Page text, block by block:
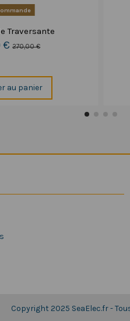
Traversante
€270,00 €
au panier
Copyright 2025 SeaElec.fr -